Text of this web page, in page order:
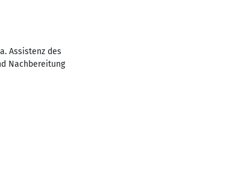
Assistenz des
Nachbereitung